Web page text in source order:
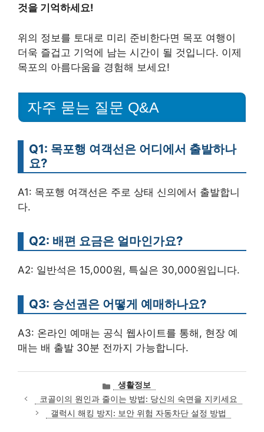
것을 기억하세요!
위의 정보를 토대로 미리 준비한다면 목포 여행이
더욱 즐겁고 기억에 남는 시간이 될 것입니다. 이제
목포의 아름다움을 경험해 보세요!
자주 묻는 질문 Q&A
Q1: 목포행 여객선은 어디에서 출발하나
요?
A1: 목포행 여객선은 주로 상태 신의에서 출발합니
다.
Q2: 배편 요금은 얼마인가요?
A2: 일반석은 15,000원, 특실은 30,000원입니다.
Q3: 승선권은 어떻게 예매하나요?
A3: 온라인 예매는 공식 웹사이트를 통해, 현장 예
매는 배 출발 30분 전까지 가능합니다.
카
테
고
리
생활정보
코골이의 원인과 줄이는 방법: 당신의 숙면을 지키세요
갤럭시 해킹 방지: 보안 위험 자동차단 설정 방법